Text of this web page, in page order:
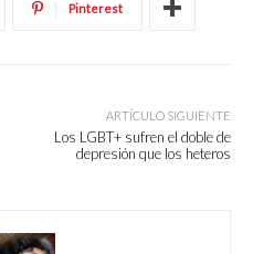
Pinterest
ARTÍCULO SIGUIENTE
Los LGBT+ sufren el doble de
depresión que los heteros